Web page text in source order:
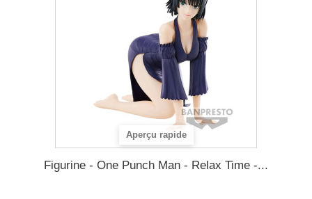
Aperçu rapide
Figurine - One Punch Man - Relax Time -...